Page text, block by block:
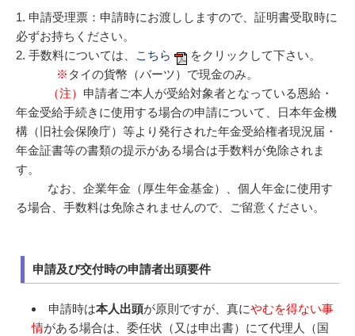
1. 申請受理票：申請時にお渡ししますので、証明書受取時に
必ずお持ちください。
2. 手数料については、
こちら
をクリックして下さい。
※ タイの貨幣（バーツ）で現金のみ。
（注） 申請者ご本人が受給対象者となっている恩給・
年金受給手続きに使用する場合の申請について、日本年金機
構（旧社会保険庁）等より発行された年金受給権者現況届・
年金証書等の書類の提示がある場合は手数料が免除されま
す。
なお、企業年金（厚生年金基金）、個人年金に使用す
る場合、手数料は免除されませんので、ご留意ください。
申請及び交付時の申請者出頭要件
申請時は本人出頭が原則ですが、真にやむを得ない事
情がある場合は、委任状（又は申出書）にて代理人（国